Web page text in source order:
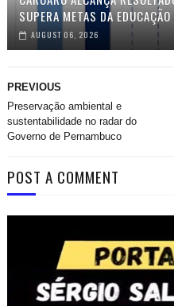
SUPERA METAS DA EDUCAÇÃO
AUGUST 06, 2026
PREVIOUS
Preservação ambiental e
sustentabilidade no radar do
Governo de Pernambuco
POST A COMMENT